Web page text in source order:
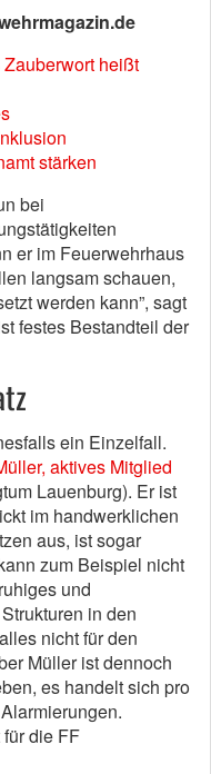
heißt
stärken
bei
er im Feuerwehrhaus
langsam schauen,
werden kann”, sagt
festes Bestandteil der
ein Einzelfall.
aktives Mitglied
Lauenburg). Er ist
im handwerklichen
aus, ist sogar
zum Beispiel nicht
und
in den
nicht für den
Müller ist dennoch
es handelt sich pro
die FF